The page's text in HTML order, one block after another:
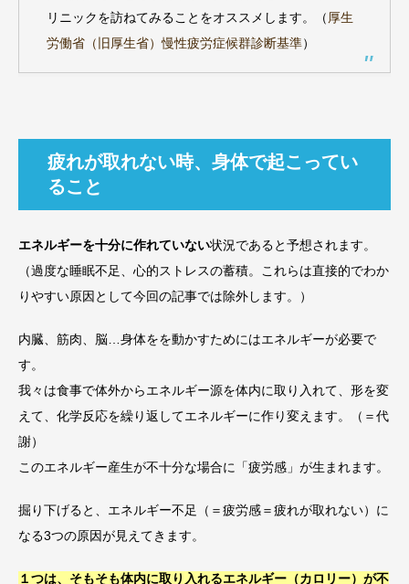
リニックを訪ねてみることをオススメします。（ 厚生
労働省（旧厚生省）慢性疲労症候群診断基準）
疲れが取れない時、身体で起こってい
ること
エネルギーを十分に作れていない状況であると予想されます。
（過度な睡眠不足、心的ストレスの蓄積。これらは直接的でわか
りやすい原因として今回の記事では除外します。）
内臓、筋肉、脳…身体をを動かすためにはエネルギーが必要で
す。
我々は食事で体外からエネルギー源を体内に取り入れて、形を変
えて、化学反応を繰り返してエネルギーに作り変えます。（＝代
謝）
このエネルギー産生が不十分な場合に「疲労感」が生まれます。
掘り下げると、エネルギー不足（＝疲労感＝疲れが取れない）に
なる3つの原因が見えてきます。
１つは、そもそも体内に取り入れるエネルギー（カロリー）が不